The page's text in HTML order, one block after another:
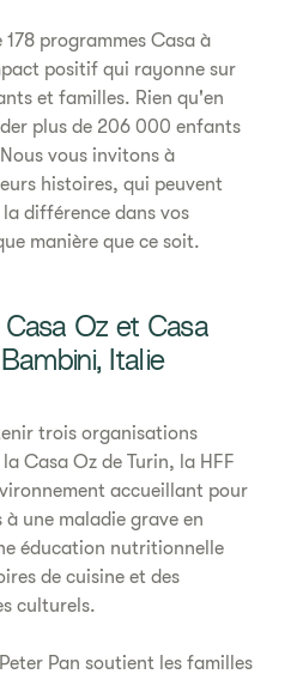
programmes Casa à
positif qui rayonne sur
et familles. Rien qu'en
plus de 206 000 enfants
vous invitons à
histoires, qui peuvent
différence dans vos
manière que ce soit.
Oz et Casa
Italie
trois organisations
Casa Oz de Turin, la HFF
accueillant pour
une maladie grave en
éducation nutritionnelle
de cuisine et des
culturels.
Pan soutient les familles